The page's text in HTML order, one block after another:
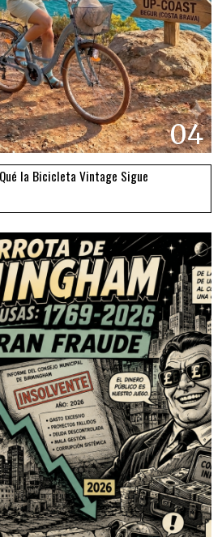
04
la Bicicleta Vintage Sigue